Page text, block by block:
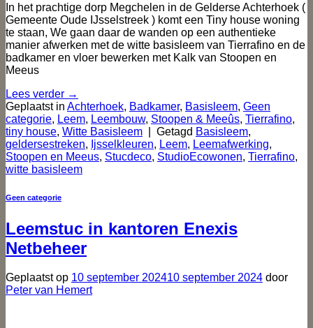
In het prachtige dorp Megchelen in de Gelderse Achterhoek (
Gemeente Oude IJsselstreek ) komt een Tiny house woning
te staan, We gaan daar de wanden op een authentieke
manier afwerken met de witte basisleem van Tierrafino en de
badkamer en vloer bewerken met Kalk van Stoopen en
Meeus
Lees verder →
Geplaatst in Achterhoek, Badkamer, Basisleem, Geen
categorie, Leem, Leembouw, Stoopen & Meeûs, Tierrafino,
tiny house, Witte Basisleem Getagd Basisleem,
geldersestreken, Ijsselkleuren, Leem, Leemafwerking,
Stoopen en Meeus, Stucdeco, StudioEcowonen, Tierrafino,
witte basisleem
Geen categorie
Leemstuc in kantoren Enexis
Netbeheer
Geplaatst op 10 september 202410 september 2024 door
Peter van Hemert